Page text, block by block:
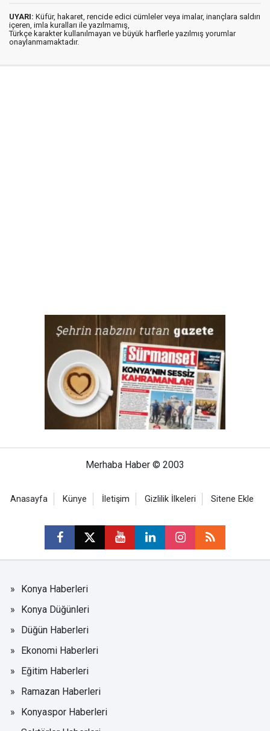
UYARI: Küfür, hakaret, rencide edici cümleler veya imalar, inançlara saldırı
içeren, imla kuralları ile yazılmamış,
Türkçe karakter kullanılmayan ve büyük harflerle yazılmış yorumlar
onaylanmamaktadır.
Merhaba Haber © 2003
Anasayfa Künye İletişim Gizlilik İlkeleri Sitene Ekle
Konya Haberleri
Konya Düğünleri
Düğün Haberleri
Ekonomi Haberleri
Eğitim Haberleri
Ramazan Haberleri
Konyaspor Haberleri